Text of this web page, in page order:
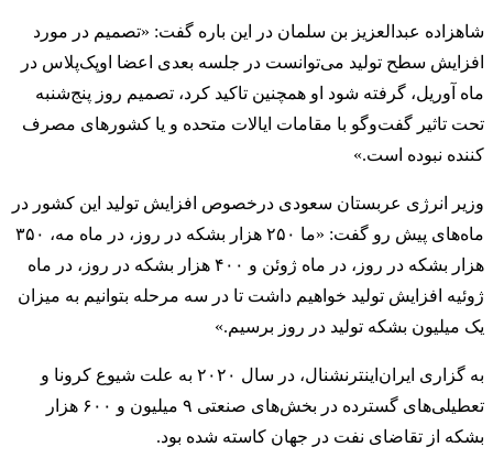
شاهزاده عبدالعزیز بن سلمان در این باره گفت: «تصمیم در مورد
افزایش سطح تولید می‌توانست در جلسه بعدی اعضا اوپک‌پلاس در
ماه آوریل، گرفته شود او همچنین تاکید کرد، تصمیم روز پنج‌شنبه
تحت تاثیر گفت‌وگو با مقامات ایالات متحده و یا کشورهای مصرف
کننده نبوده است.»
وزیر انرژی عربستان سعودی درخصوص افزایش تولید این کشور در
ماه‌های پیش رو گفت: «ما ۲۵۰ هزار بشکه در روز، در ماه مه، ۳۵۰
هزار بشکه در روز، در ماه ژوئن و ۴۰۰ هزار بشکه در روز، در ماه
ژوئیه افزایش تولید خواهیم داشت تا در سه مرحله بتوانیم به میزان
یک میلیون بشکه تولید در روز برسیم.»
به گزاری ایران‌اینترنشنال، در سال ۲۰۲۰ به علت شیوع کرونا و
تعطیلی‌های گسترده در بخش‌های صنعتی ۹ میلیون و ۶۰۰ هزار
بشکه از تقاضای نفت در جهان کاسته شده بود.